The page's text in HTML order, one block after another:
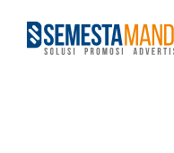
content